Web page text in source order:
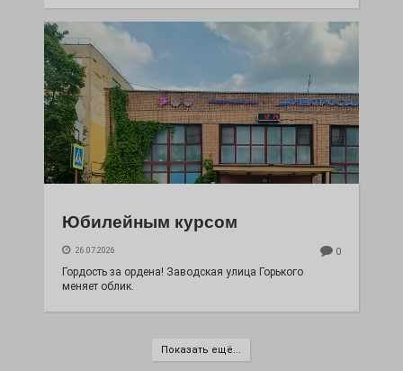
Юбилейным курсом
26.07.2026 0
Гордость за ордена! Заводская улица Горького
меняет облик.
Показать ещё...